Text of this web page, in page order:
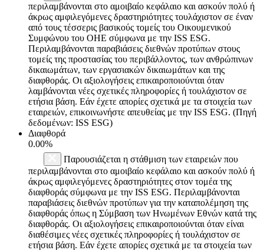
περιλαμβάνονται στο αμοιβαίο κεφάλαιο και ασκούν πολύ ή
άκρως αμφιλεγόμενες δραστηριότητες τουλάχιστον σε έναν
από τους τέσσερις βασικούς τομείς του Οικουμενικού
Συμφώνου του ΟΗΕ σύμφωνα με την ISS ESG.
Περιλαμβάνονται παραβιάσεις διεθνών προτύπων στους
τομείς της προστασίας του περιβάλλοντος, των ανθρώπινων
δικαιωμάτων, των εργασιακών δικαιωμάτων και της
διαφθοράς. Οι αξιολογήσεις επικαιροποιούνται όταν
λαμβάνονται νέες σχετικές πληροφορίες ή τουλάχιστον σε
ετήσια βάση. Εάν έχετε απορίες σχετικά με τα στοιχεία των
εταιρειών, επικοινωνήστε απευθείας με την ISS ESG. (Πηγή
δεδομένων: ISS ESG)
Διαφθορά
0.00%
Παρουσιάζεται η στάθμιση των εταιρειών που
περιλαμβάνονται στο αμοιβαίο κεφάλαιο και ασκούν πολύ ή
άκρως αμφιλεγόμενες δραστηριότητες στον τομέα της
διαφθοράς σύμφωνα με την ISS ESG. Περιλαμβάνονται
παραβιάσεις διεθνών προτύπων για την καταπολέμηση της
διαφθοράς όπως η Σύμβαση των Ηνωμένων Εθνών κατά της
διαφθοράς. Οι αξιολογήσεις επικαιροποιούνται όταν είναι
διαθέσιμες νέες σχετικές πληροφορίες ή τουλάχιστον σε
ετήσια βάση. Εάν έχετε απορίες σχετικά με τα στοιχεία των